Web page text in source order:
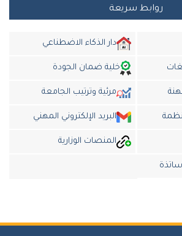
سريعة
دار الذكاء الاضطناعي
خلية ضمان الجودة
مرئية وترتيب الجامعة
البريد الإلكتروني المهني
المنصات الوزارية